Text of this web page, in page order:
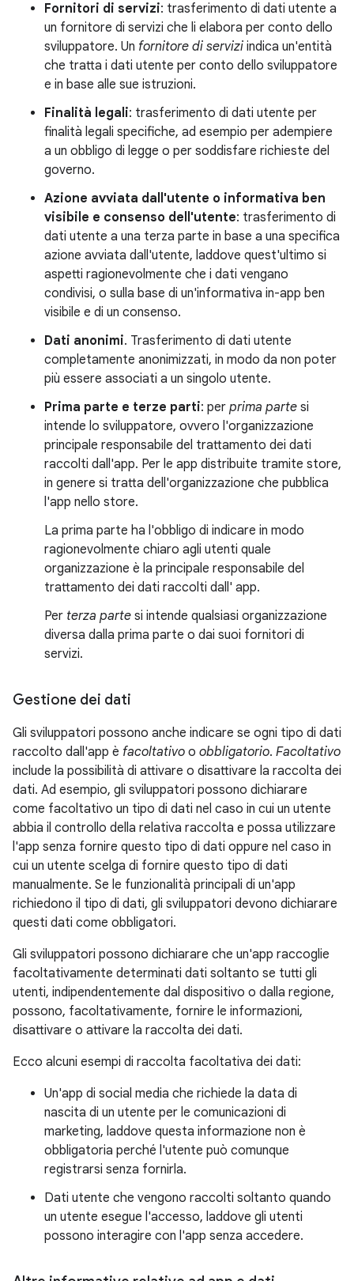
Fornitori di servizi: trasferimento di dati utente a
un fornitore di servizi che li elabora per conto dello
sviluppatore. Un fornitore di servizi indica un'entità
che tratta i dati utente per conto dello sviluppatore
e in base alle sue istruzioni.
Finalità legali: trasferimento di dati utente per
finalità legali specifiche, ad esempio per adempiere
a un obbligo di legge o per soddisfare richieste del
governo.
Azione avviata dall'utente o informativa ben
visibile e consenso dell'utente: trasferimento di
dati utente a una terza parte in base a una specifica
azione avviata dall'utente, laddove quest'ultimo si
aspetti ragionevolmente che i dati vengano
condivisi, o sulla base di un'informativa in-app ben
visibile e di un consenso.
Dati anonimi. Trasferimento di dati utente
completamente anonimizzati, in modo da non poter
più essere associati a un singolo utente.
Prima parte e terze parti: per prima parte si
intende lo sviluppatore, ovvero l'organizzazione
principale responsabile del trattamento dei dati
raccolti dall'app. Per le app distribuite tramite store,
in genere si tratta dell'organizzazione che pubblica
l'app nello store.
La prima parte ha l'obbligo di indicare in modo
ragionevolmente chiaro agli utenti quale
organizzazione è la principale responsabile del
trattamento dei dati raccolti dall' app.
Per terza parte si intende qualsiasi organizzazione
diversa dalla prima parte o dai suoi fornitori di
servizi.
Gestione dei dati
Gli sviluppatori possono anche indicare se ogni tipo di dati
raccolto dall'app è facoltativo o obbligatorio. Facoltativo
include la possibilità di attivare o disattivare la raccolta dei
dati. Ad esempio, gli sviluppatori possono dichiarare
come facoltativo un tipo di dati nel caso in cui un utente
abbia il controllo della relativa raccolta e possa utilizzare
l'app senza fornire questo tipo di dati oppure nel caso in
cui un utente scelga di fornire questo tipo di dati
manualmente. Se le funzionalità principali di un'app
richiedono il tipo di dati, gli sviluppatori devono dichiarare
questi dati come obbligatori.
Gli sviluppatori possono dichiarare che un'app raccoglie
facoltativamente determinati dati soltanto se tutti gli
utenti, indipendentemente dal dispositivo o dalla regione,
possono, facoltativamente, fornire le informazioni,
disattivare o attivare la raccolta dei dati.
Ecco alcuni esempi di raccolta facoltativa dei dati:
Un'app di social media che richiede la data di
nascita di un utente per le comunicazioni di
marketing, laddove questa informazione non è
obbligatoria perché l'utente può comunque
registrarsi senza fornirla.
Dati utente che vengono raccolti soltanto quando
un utente esegue l'accesso, laddove gli utenti
possono interagire con l'app senza accedere.